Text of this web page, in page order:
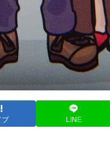
ブ LINE